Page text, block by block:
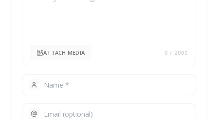
ATTACH MEDIA 0 / 2000